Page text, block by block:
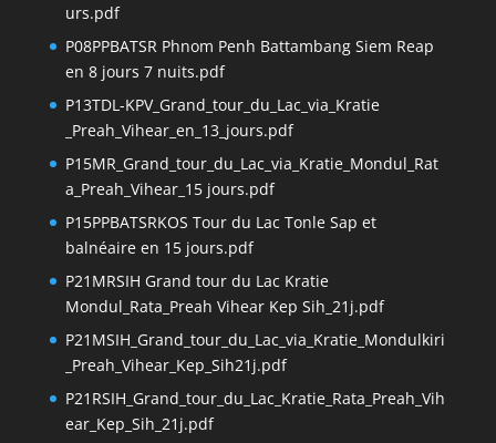
urs.pdf
P08PPBATSR Phnom Penh Battambang Siem Reap
en 8 jours 7 nuits.pdf
P13TDL-KPV_Grand_tour_du_Lac_via_Kratie
_Preah_Vihear_en_13_jours.pdf
P15MR_Grand_tour_du_Lac_via_Kratie_Mondul_Rat
a_Preah_Vihear_15 jours.pdf
P15PPBATSRKOS Tour du Lac Tonle Sap et
balnéaire en 15 jours.pdf
P21MRSIH Grand tour du Lac Kratie
Mondul_Rata_Preah Vihear Kep Sih_21j.pdf
P21MSIH_Grand_tour_du_Lac_via_Kratie_Mondulkiri
_Preah_Vihear_Kep_Sih21j.pdf
P21RSIH_Grand_tour_du_Lac_Kratie_Rata_Preah_Vih
ear_Kep_Sih_21j.pdf